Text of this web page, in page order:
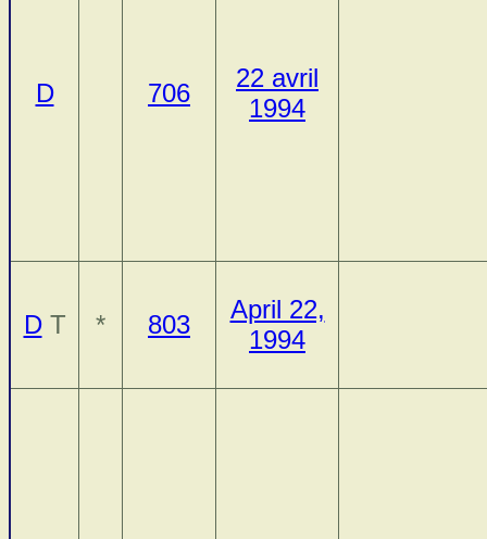
D 706
22 avril
1994
DT * 803
April 22,
1994